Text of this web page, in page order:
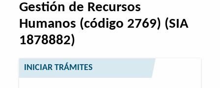
Gestión de Recursos
Humanos (código 2769) (SIA
1878882)
INICIAR TRÁMITES